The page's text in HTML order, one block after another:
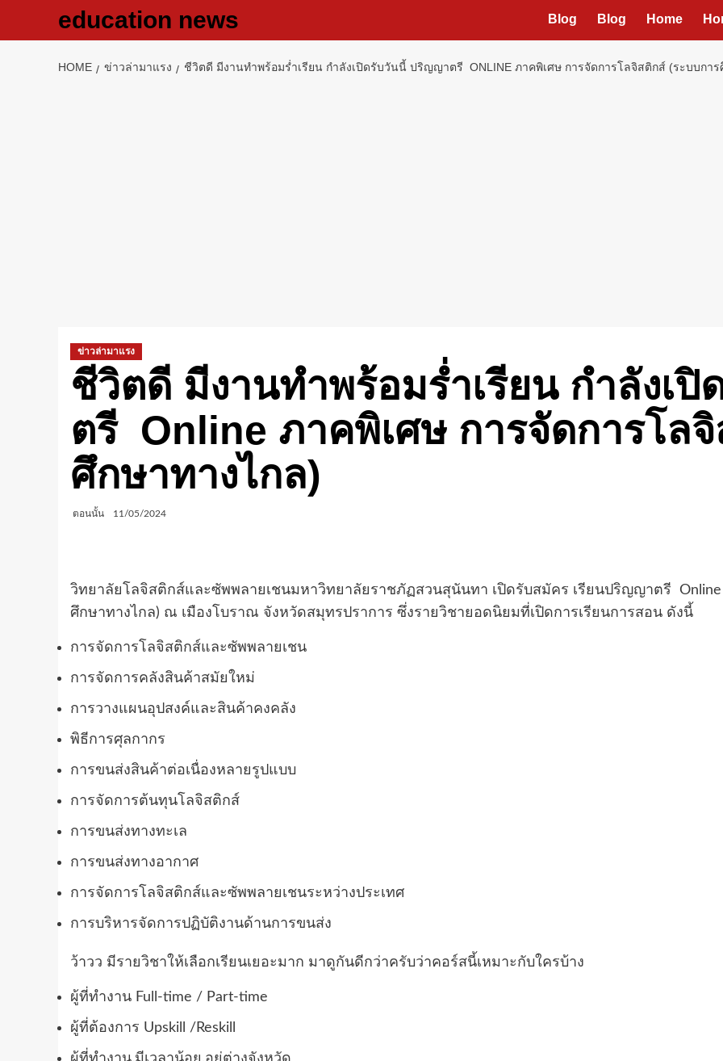
education news Blog Blog Home
HOME ข่าวล่ามาแรง ชีวิตดี มีงานทำพร้อมร่ำเรียน กำลังเปิดรับวันนี้ ปริญญาตรี ONLINE ภาคพิเศษ การจัดการโลจิสติกส์ (ระบบการ
ข่าวล่ามาแรง
ชีวิตดี มีงานทำพร้อมร่ำเรียน กำลังเ
ตรี Online ภาคพิเศษ การจัดการโล
ศึกษาทางไกล)
ตอนนั้น 11/05/2024
วิทยาลัยโลจิสติกส์และซัพพลายเชนมหาวิทยาลัยราชภัฏสวนสุนันทา เปิดรับสมัคร เรียนปริญญาตรี
ศึกษาทางไกล) ณ เมืองโบราณ จังหวัดสมุทรปราการ ซึ่งรายวิชายอดนิยมที่เปิดการเรียนการสอน ดังนี้
การจัดการโลจิสติกส์และซัพพลายเชน
การจัดการคลังสินค้าสมัยใหม่
การวางแผนอุปสงค์และสินค้าคงคลัง
พิธีการศุลกากร
การขนส่งสินค้าต่อเนื่องหลายรูปแบบ
การจัดการต้นทุนโลจิสติกส์
การขนส่งทางทะเล
การขนส่งทางอากาศ
การจัดการโลจิสติกส์และซัพพลายเชนระหว่างประเทศ
การบริหารจัดการปฏิบัติงานด้านการขนส่ง
ว้าวว มีรายวิชาให้เลือกเรียนเยอะมาก มาดูกันดีกว่าครับว่าคอร์สนี้เหมาะกับใครบ้าง
ผู้ที่ทำงาน Full-time / Part-time
ผู้ที่ต้องการ Upskill /Reskill